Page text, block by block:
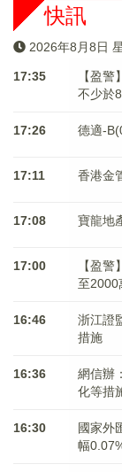
快訊
2026年8月8日
17:35
【盈
不少於
17:26 德適-
17:11 香港金
17:08 寶龍地
17:00
【盈
至2000
16:46
浙江證
措施
16:36
網信辦
化等措
16:30
國家外
幅